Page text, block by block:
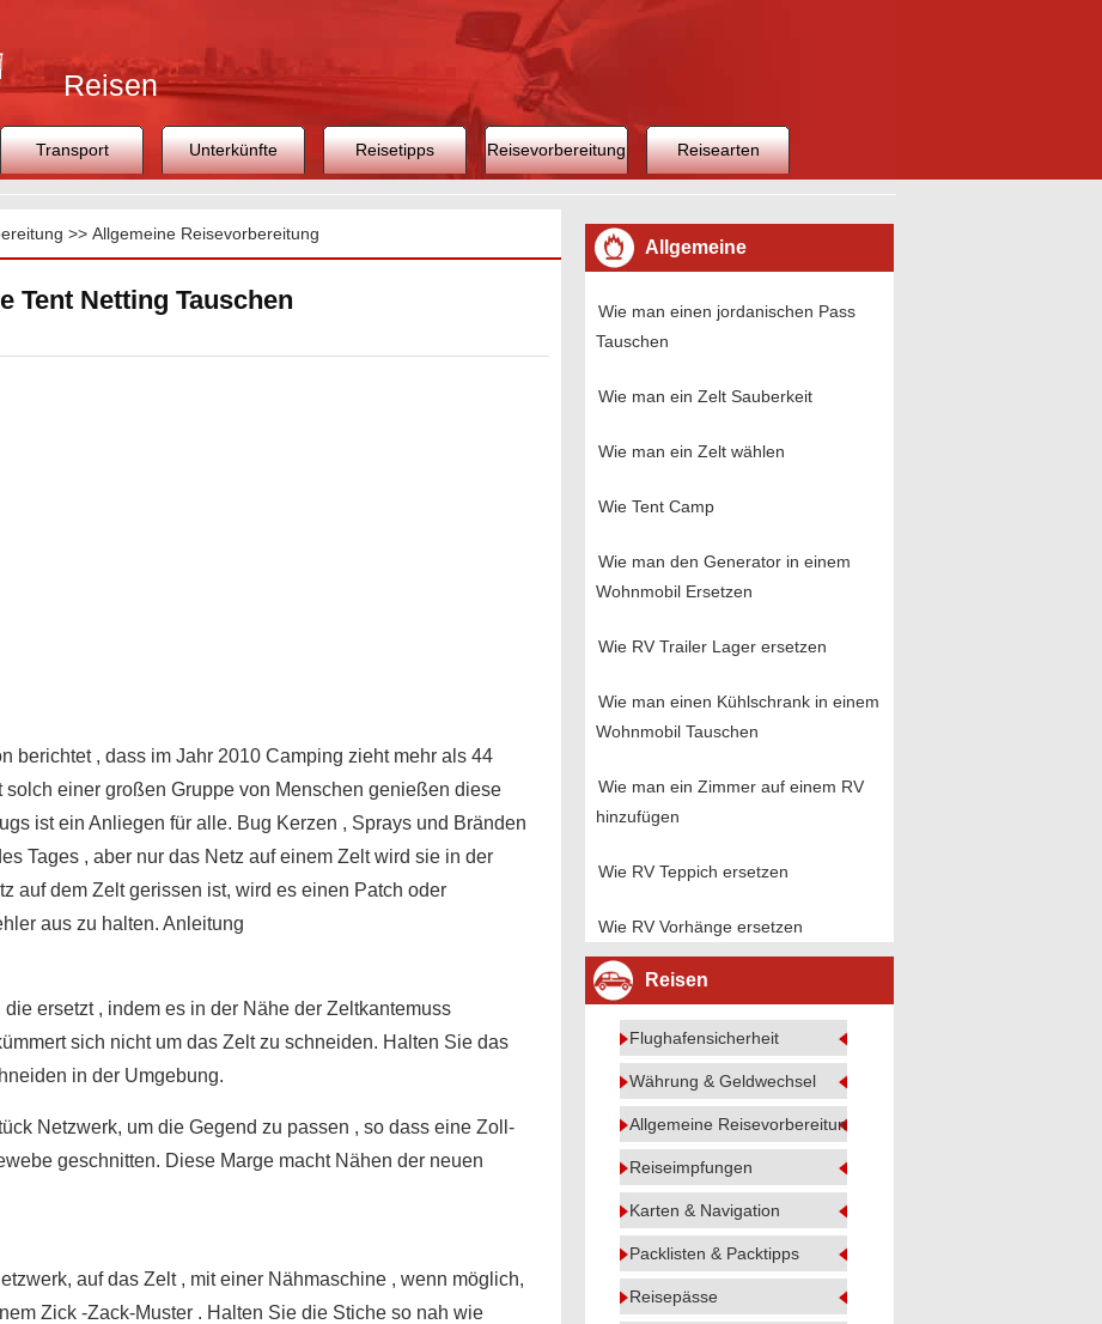
Reisen
Transport Unterkünfte Reisetipps Reisevorbereitung Reisearten
>> Allgemeine Reisevorbereitung
Tent Netting Tauschen
berichtet , dass im Jahr 2010 Camping zieht mehr als 44
einer großen Gruppe von Menschen genießen diese
ist ein Anliegen für alle. Bug Kerzen , Sprays und Bränden
Tages , aber nur das Netz auf einem Zelt wird sie in der
auf dem Zelt gerissen ist, wird es einen Patch oder
aus zu halten. Anleitung
ersetzt , indem es in der Nähe der Zeltkantemuss
sich nicht um das Zelt zu schneiden. Halten Sie das
in der Umgebung.
Netzwerk, um die Gegend zu passen , so dass eine Zoll-
geschnitten. Diese Marge macht Nähen der neuen
auf das Zelt , mit einer Nähmaschine , wenn möglich,
Zick -Zack-Muster . Halten Sie die Stiche so nah wie
Allgemeine
Wie man einen jordanischen Pass
Tauschen
Wie man ein Zelt Sauberkeit
Wie man ein Zelt wählen
Wie Tent Camp
Wie man den Generator in einem
Wohnmobil Ersetzen
Wie RV Trailer Lager ersetzen
Wie man einen Kühlschrank in einem
Wohnmobil Tauschen
Wie man ein Zimmer auf einem RV
hinzufügen
Wie RV Teppich ersetzen
Wie RV Vorhänge ersetzen
Reisen
Flughafensicherheit
Währung & Geldwechsel
Allgemeine Reisevorbereitung
Reiseimpfungen
Karten & Navigation
Packlisten & Packtipps
Reisepässe